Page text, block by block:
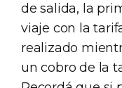
de salida, la
viaje con la
realizado
un cobro de la